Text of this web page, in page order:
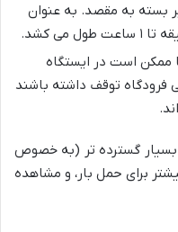
بسته به مقصد. به عنوان
ممکن است در ایستگاه
فرودگاه توقف داشته باشند
بسیار گسترده تر (به خصوص
برای حمل بار، و مشاهده